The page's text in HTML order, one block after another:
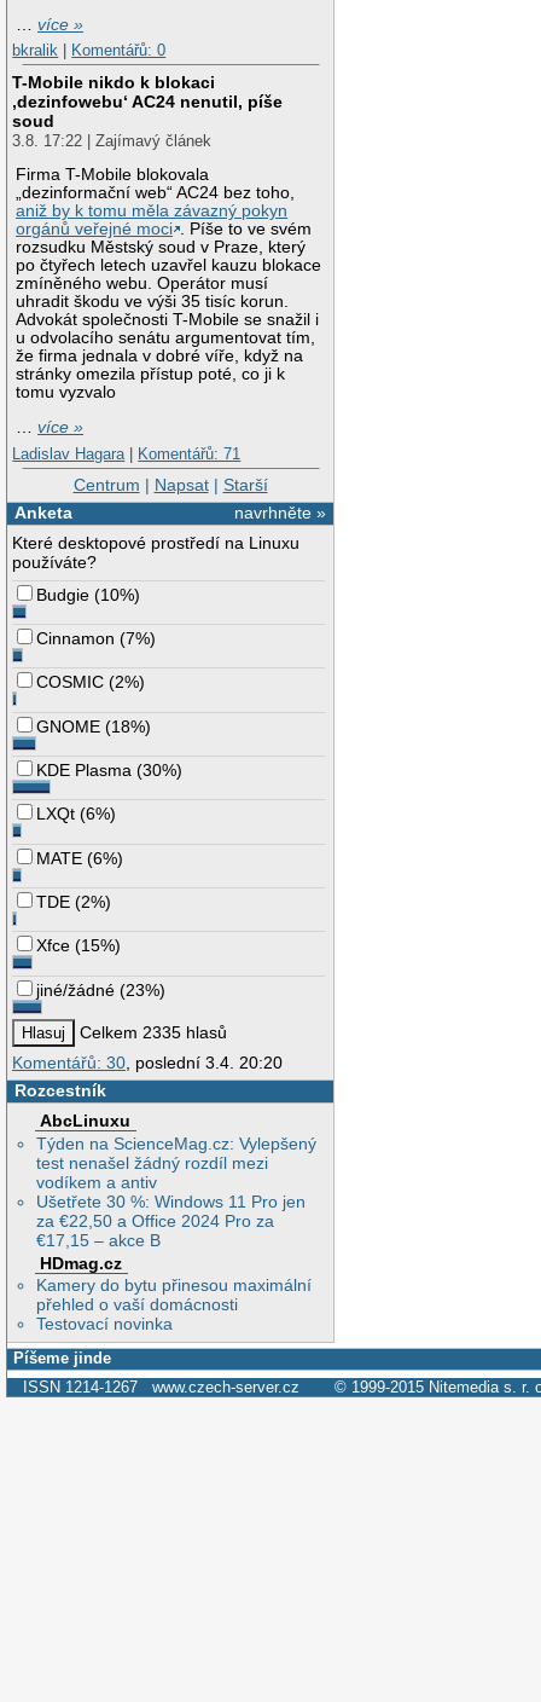
…více »
bkralik
Komentářů: 0
T-Mobile nikdo k blokaci
‚dezinfowebu‘ AC24 nenutil, píše
soud
3.8. 17:22 | Zajímavý článek
Firma T-Mobile blokovala
„dezinformační web“ AC24 bez toho,
aniž by k tomu měla závazný pokyn
orgánů veřejné moci . Píše to ve svém
rozsudku Městský soud v Praze, který
po čtyřech letech uzavřel kauzu blokace
zmíněného webu. Operátor musí
uhradit škodu ve výši 35 tisíc korun.
Advokát společnosti T-Mobile se snažil i
u odvolacího senátu argumentovat tím,
že firma jednala v dobré víře, když na
stránky omezila přístup poté, co ji k
tomu vyzvalo
…více »
Ladislav Hagara | Komentářů: 71
Centrum | Napsat| Starší
navrhněte »
Anketa
Které desktopové prostředí na Linuxu
používáte?
Budgie (10%)
Cinnamon (7%)
COSMIC (2%)
GNOME (18%)
KDE Plasma (30%)
LXQt (6%)
MATE (6%)
TDE (2%)
Xfce (15%)
jiné/žádné (23%)
Celkem 2335 hlasů
Komentářů: 30, poslední 3.4. 20:20
Rozcestník
AbcLinuxu
Týden na ScienceMag.cz: Vylepšený
test nenašel žádný rozdíl mezi
vodíkem a antiv
Ušetřete 30 %: Windows 11 Pro jen
za €22,50 a Office 2024 Pro za
€17,15 – akce B
HDmag.cz
Kamery do bytu přinesou maximální
přehled o vaší domácnosti
Testovací novinka
Píšeme jinde
ISSN 1214-1267 www.czech-server.cz © 1999-2015 Nitemedia s. r.